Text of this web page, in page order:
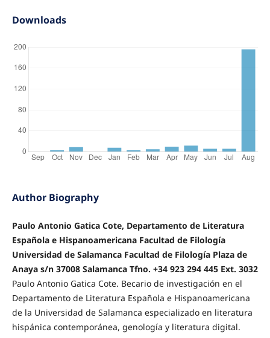
Downloads
Author Biography
Paulo Antonio Gatica Cote, Departamento de Literatura
Española e Hispanoamericana Facultad de Filología
Universidad de Salamanca Facultad de Filología Plaza de
Anaya s/n 37008 Salamanca Tfno. +34 923 294 445 Ext. 3032
Paulo Antonio Gatica Cote. Becario de investigación en el
Departamento de Literatura Española e Hispanoamericana
de la Universidad de Salamanca especializado en literatura
hispánica contemporánea, genología y literatura digital.